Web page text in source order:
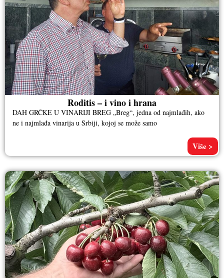
Roditis – i vino i hrana
DAH GRČKE U VINARIJI BREG „Breg“, jedna od najmlađih, ako
ne i najmlađa vinarija u Srbiji, kojoj se može samo
Više >